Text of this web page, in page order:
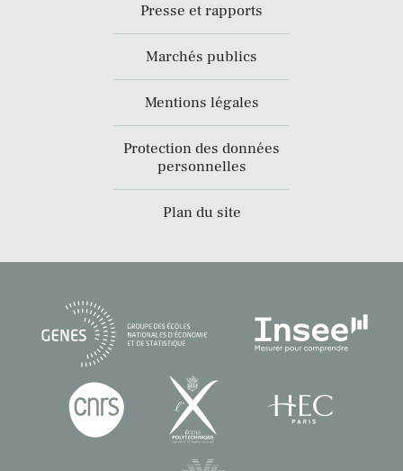
Presse et rapports
Marchés publics
Mentions légales
Protection des données
personnelles
Plan du site